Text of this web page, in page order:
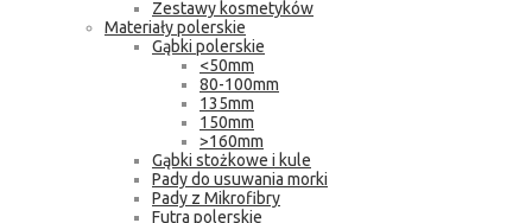
Zestawy kosmetyków
Materiały polerskie
Gąbki polerskie
<50mm
80-100mm
135mm
150mm
>160mm
Gąbki stożkowe i kule
Pady do usuwania morki
Pady z Mikrofibry
Futra polerskie